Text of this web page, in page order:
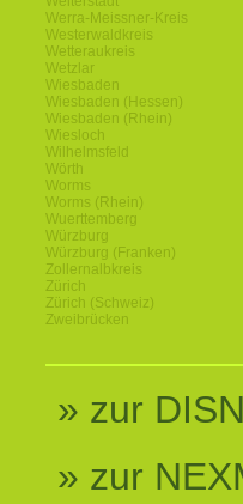
Werra-Meissner-Kreis
Westerwaldkreis
Wetteraukreis
Wetzlar
Wiesbaden
Wiesbaden (Hessen)
Wiesbaden (Rhein)
Wiesloch
Wilhelmsfeld
Wörth
Worms
Worms (Rhein)
Wuerttemberg
Würzburg
Würzburg (Franken)
Zollernalbkreis
Zürich
Zürich (Schweiz)
Zweibrücken
» zur
» zur